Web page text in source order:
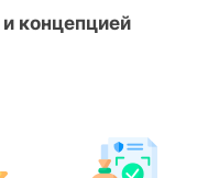
концепцией